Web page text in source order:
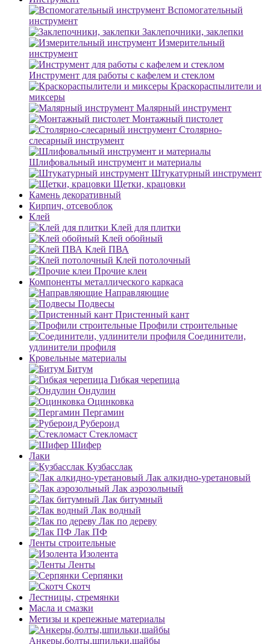
Вспомогательный
инструмент
Заклепочники, заклепки
Измерительный
инструмент
Инструмент для работы с кафелем и стеклом
Краскораспылители и
миксеры
Малярный инструмент
Монтажный пистолет
Столярно-
слесарный инструмент
Шлифовальный инструмент и материалы
Штукатурный инструмент
Щетки, крацовки
Камень декоративный
Кирпич, отсевоблок
Клей
Клей для плитки
Клей обойный
Клей ПВА
Клей потолочный
Прочие клеи
Компоненты металлического каркаса
Направляющие
Подвесы
Пристенный кант
Профили строительные
Соединители,
удлинители профиля
Кровельные материалы
Битум
Гибкая черепица
Ондулин
Оцинковка
Пергамин
Рубероид
Стекломаст
Шифер
Лаки
Кузбасслак
Лак алкидно-уретановый
Лак аэрозольный
Лак битумный
Лак водный
Лак по дереву
Лак ПФ
Ленты строительные
Изолента
Ленты
Серпянки
Скотч
Лестницы, стремянки
Масла и смазки
Метизы и крепежные материалы
Анкеры,болты,шпильки,шайбы